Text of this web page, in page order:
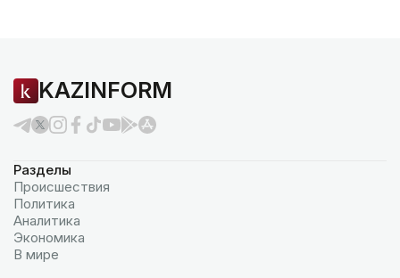
KAZINFORM
Разделы
Происшествия
Политика
Аналитика
Экономика
В мире